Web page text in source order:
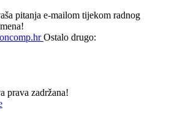
pitanja e-mailom tijekom radnog
Ostalo drugo:
prava zadržana!